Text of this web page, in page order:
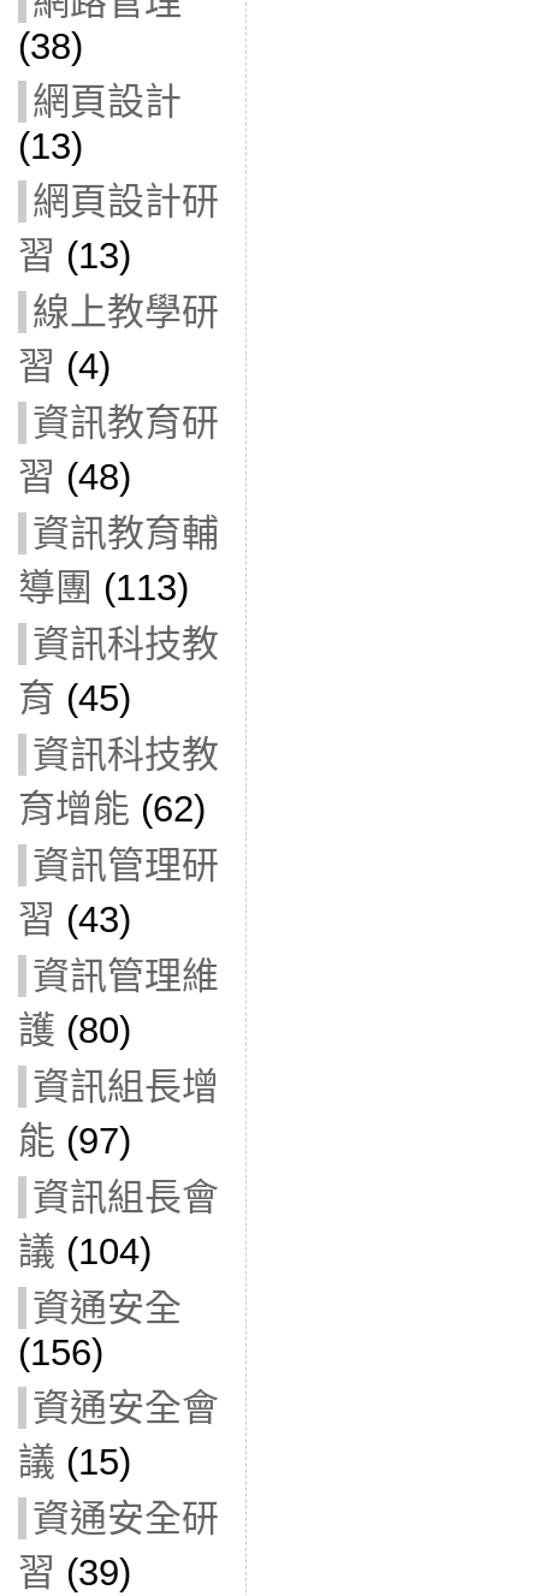
(38)
網頁設計
(13)
網頁設計研
習 (13)
線上教學研
習 (4)
資訊教育研
習 (48)
資訊教育輔
導團 (113)
資訊科技教
育 (45)
資訊科技教
育增能 (62)
資訊管理研
習 (43)
資訊管理維
護 (80)
資訊組長增
能 (97)
資訊組長會
議 (104)
資通安全
(156)
資通安全會
議 (15)
資通安全研
習 (39)